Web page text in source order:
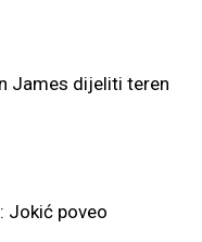
James dijeliti teren
Jokić poveo